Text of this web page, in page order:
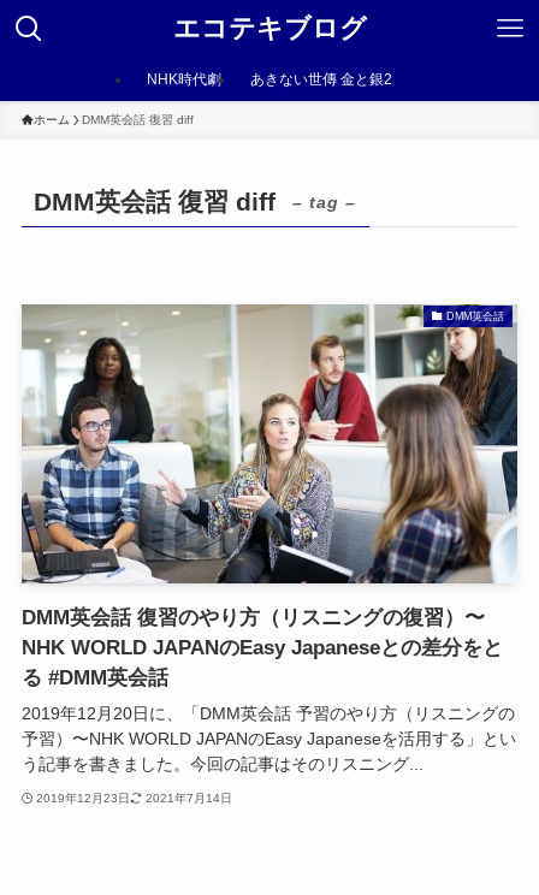
エコテキブログ
NHK時代劇 あきない世傳 金と銀2
ホーム DMM英会話 復習 diff
DMM英会話 復習 diff – tag –
DMM英会話
DMM英会話 復習のやり方（リスニングの復習）〜
NHK WORLD JAPANのEasy Japaneseとの差分をと
る #DMM英会話
2019年12月20日に、「DMM英会話 予習のやり方（リスニングの
予習）〜NHK WORLD JAPANのEasy Japaneseを活用する」とい
う記事を書きました。今回の記事はそのリスニング...
2019年12月23日 2021年7月14日